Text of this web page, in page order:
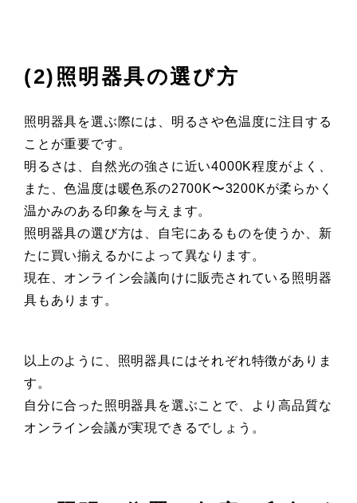
(2)照明器具の選び方
照明器具を選ぶ際には、明るさや色温度に注目する
ことが重要です。
明るさは、自然光の強さに近い4000K程度がよく、
また、色温度は暖色系の2700K〜3200Kが柔らかく
温かみのある印象を与えます。
照明器具の選び方は、自宅にあるものを使うか、新
たに買い揃えるかによって異なります。
現在、オンライン会議向けに販売されている照明器
具もあります。
以上のように、照明器具にはそれぞれ特徴がありま
す。
自分に合った照明器具を選ぶことで、より高品質な
オンライン会議が実現できるでしょう。